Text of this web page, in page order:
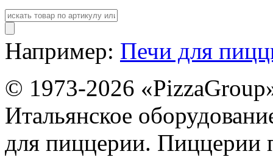
Например: Печи для
© 1973-2026
Итальянское
для пиццерии. Пиццерии